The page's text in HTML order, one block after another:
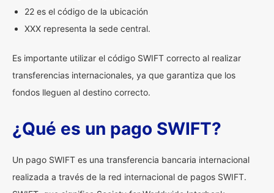
22 es el código de la ubicación
XXX representa la sede central.
Es importante utilizar el código SWIFT correcto al realizar
transferencias internacionales, ya que garantiza que los
fondos lleguen al destino correcto.
¿Qué es un pago SWIFT?
Un pago SWIFT es una transferencia bancaria internacional
realizada a través de la red internacional de pagos SWIFT.